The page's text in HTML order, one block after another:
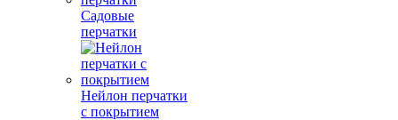
Садовые
перчатки
Нейлон перчатки
с покрытием